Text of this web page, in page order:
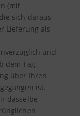
(mit
sich daraus
Lieferung als
und
dem Tag
über Ihren
ist.
dasselbe